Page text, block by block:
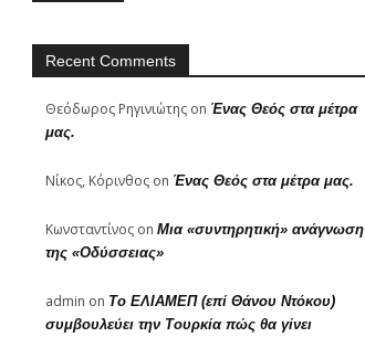
Recent Comments
Θεόδωρος Ρηγινιώτης on Ένας Θεός στα μέτρα
μας.
Νίκος, Κόρινθος on Ένας Θεός στα μέτρα μας.
Κωνσταντίνος on Μια «συντηρητική» ανάγνωση
της «Οδύσσειας»
admin on Το ΕΛΙΑΜΕΠ (επί Θάνου Ντόκου)
συμβουλεύει την Τουρκία πώς θα γίνει